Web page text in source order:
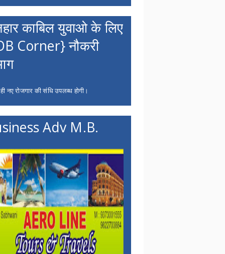
काबिल युवाओ के लिए
Corner} नौकरी
नए रोजगार की संधि उपलब्ध होगी।
Adv M.B.